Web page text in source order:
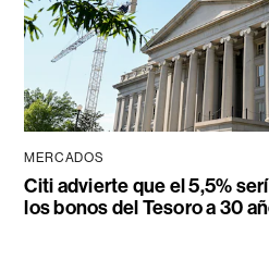
MERCADOS
Citi advierte que el 5,5%
los bonos del Tesoro a 30